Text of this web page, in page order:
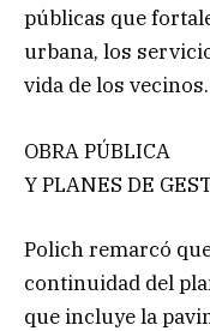
públicas que
urbana, los
vida de los vecinos.
OBRA PÚBLICA
Y PLANES DE
Polich remarcó
continuidad del
que incluye la